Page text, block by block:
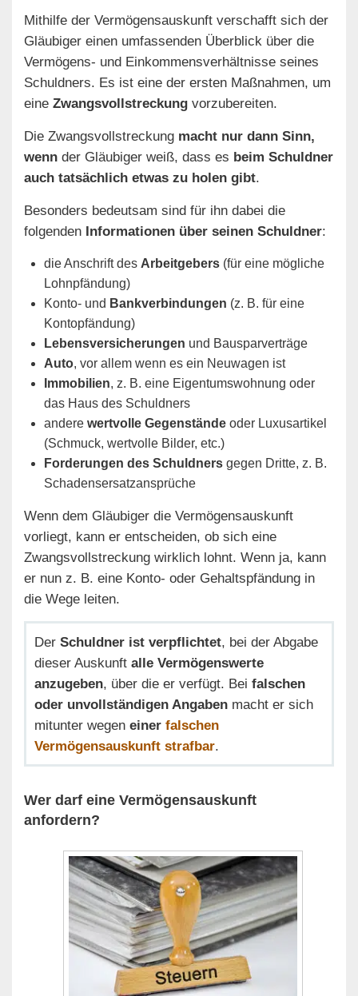
Mithilfe der Vermögensauskunft verschafft sich der
Gläubiger einen umfassenden Überblick über die
Vermögens- und Einkommensverhältnisse seines
Schuldners. Es ist eine der ersten Maßnahmen, um
eine Zwangsvollstreckung vorzubereiten.
Die Zwangsvollstreckung macht nur dann Sinn,
wenn der Gläubiger weiß, dass es beim Schuldner
auch tatsächlich etwas zu holen gibt.
Besonders bedeutsam sind für ihn dabei die
folgenden Informationen über seinen Schuldner:
die Anschrift des Arbeitgebers (für eine mögliche
Lohnpfändung)
Konto- und Bankverbindungen (z. B. für eine
Kontopfändung)
Lebensversicherungen und Bausparverträge
Auto, vor allem wenn es ein Neuwagen ist
Immobilien, z. B. eine Eigentumswohnung oder
das Haus des Schuldners
andere wertvolle Gegenstände oder Luxusartikel
(Schmuck, wertvolle Bilder, etc.)
Forderungen des Schuldners gegen Dritte, z. B.
Schadensersatzansprüche
Wenn dem Gläubiger die Vermögensauskunft
vorliegt, kann er entscheiden, ob sich eine
Zwangsvollstreckung wirklich lohnt. Wenn ja, kann
er nun z. B. eine Konto- oder Gehaltspfändung in
die Wege leiten.
Der Schuldner ist verpflichtet, bei der Abgabe
dieser Auskunft alle Vermögenswerte
anzugeben, über die er verfügt. Bei falschen
oder unvollständigen Angaben macht er sich
mitunter wegen einer falschen
Vermögensauskunft strafbar.
Wer darf eine Vermögensauskunft
anfordern?